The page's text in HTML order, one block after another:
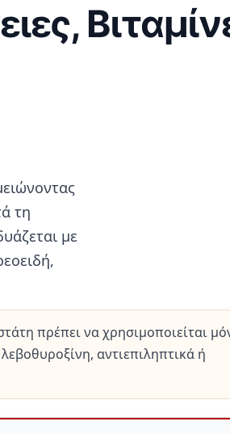
τη
με
πρέπει να χρησιμοποιείται
αντιεπιληπτικά ή